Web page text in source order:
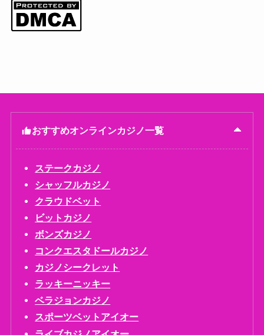
おすすめオンラインカジノ一覧
ステークカジノ
シャッフルカジノ
クラウドベット
ビットカジノ
ボンズカジノ
コンクエスタドールカジノ
カジノシークレット
ラッキーニッキー
ベラジョンカジノ
スポーツベットアイオー